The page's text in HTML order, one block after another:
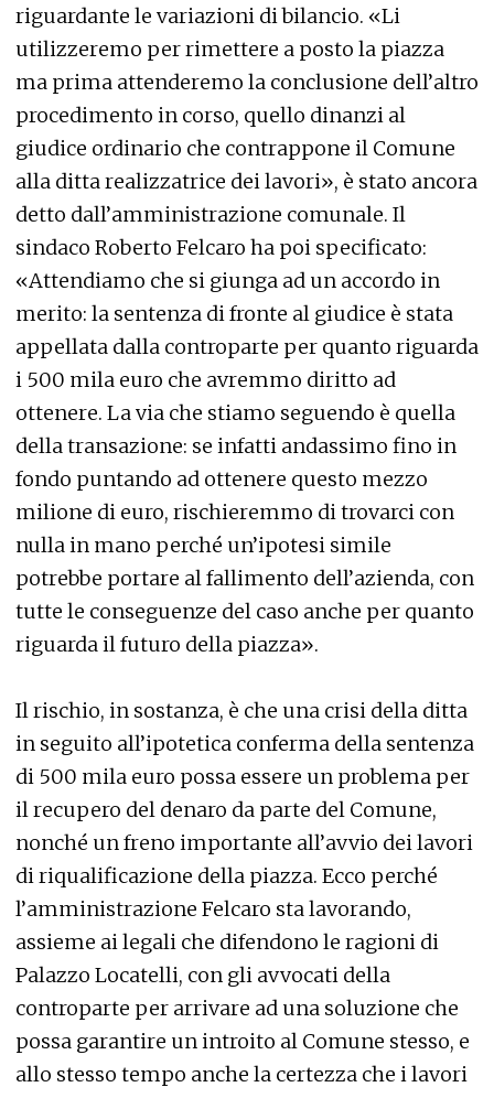
riguardante le variazioni di bilancio. «Li
utilizzeremo per rimettere a posto la piazza
ma prima attenderemo la conclusione dell’altro
procedimento in corso, quello dinanzi al
giudice ordinario che contrappone il Comune
alla ditta realizzatrice dei lavori», è stato ancora
detto dall’amministrazione comunale. Il
sindaco Roberto Felcaro ha poi specificato:
«Attendiamo che si giunga ad un accordo in
merito: la sentenza di fronte al giudice è stata
appellata dalla controparte per quanto riguarda
i 500 mila euro che avremmo diritto ad
ottenere. La via che stiamo seguendo è quella
della transazione: se infatti andassimo fino in
fondo puntando ad ottenere questo mezzo
milione di euro, rischieremmo di trovarci con
nulla in mano perché un’ipotesi simile
potrebbe portare al fallimento dell’azienda, con
tutte le conseguenze del caso anche per quanto
riguarda il futuro della piazza».
Il rischio, in sostanza, è che una crisi della ditta
in seguito all’ipotetica conferma della sentenza
di 500 mila euro possa essere un problema per
il recupero del denaro da parte del Comune,
nonché un freno importante all’avvio dei lavori
di riqualificazione della piazza. Ecco perché
l’amministrazione Felcaro sta lavorando,
assieme ai legali che difendono le ragioni di
Palazzo Locatelli, con gli avvocati della
controparte per arrivare ad una soluzione che
possa garantire un introito al Comune stesso, e
allo stesso tempo anche la certezza che i lavori